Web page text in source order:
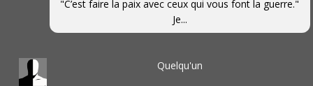
"C’est faire la paix avec ceux qui vous font la guerre."
Je...
Quelqu'un